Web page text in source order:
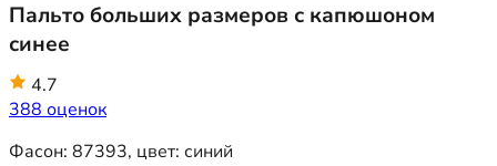
Пальто больших размеров с капюшоном
синее
4.7
388 оценок
Фасон: 87393, цвет: синий